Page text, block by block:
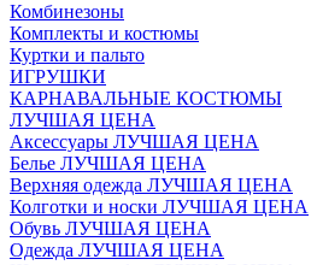
Комбинезоны
Комплекты и костюмы
Куртки и пальто
ИГРУШКИ
КАРНАВАЛЬНЫЕ КОСТЮМЫ
ЛУЧШАЯ ЦЕНА
Аксессуары ЛУЧШАЯ ЦЕНА
Белье ЛУЧШАЯ ЦЕНА
Верхняя одежда ЛУЧШАЯ ЦЕНА
Колготки и носки ЛУЧШАЯ ЦЕНА
Обувь ЛУЧШАЯ ЦЕНА
Одежда ЛУЧШАЯ ЦЕНА